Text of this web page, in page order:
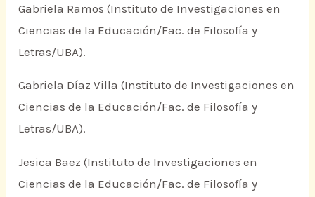
Gabriela Ramos (Instituto de Investigaciones en
Ciencias de la Educación/Fac. de Filosofía y
Letras/UBA).
Gabriela Díaz Villa (Instituto de Investigaciones en
Ciencias de la Educación/Fac. de Filosofía y
Letras/UBA).
Jesica Baez (Instituto de Investigaciones en
Ciencias de la Educación/Fac. de Filosofía y